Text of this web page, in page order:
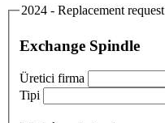
2024 - Replacement request
Exchange Spindle
Üretici firma
Tipi